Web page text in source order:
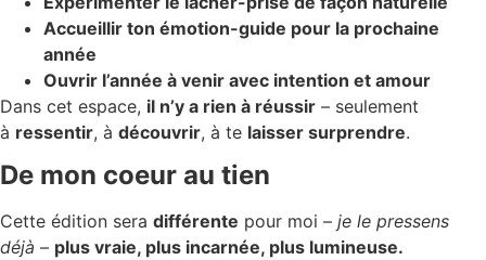
Accueillir ton émotion-guide pour la prochaine
année
Ouvrir l’année à venir avec intention et amour
Dans cet espace, il n’y a rien à réussir – seulement
à ressentir, à découvrir, à te laisser surprendre.
De mon coeur au tien
Cette édition sera différente pour moi – je le pressens
déjà – plus vraie, plus incarnée, plus lumineuse.